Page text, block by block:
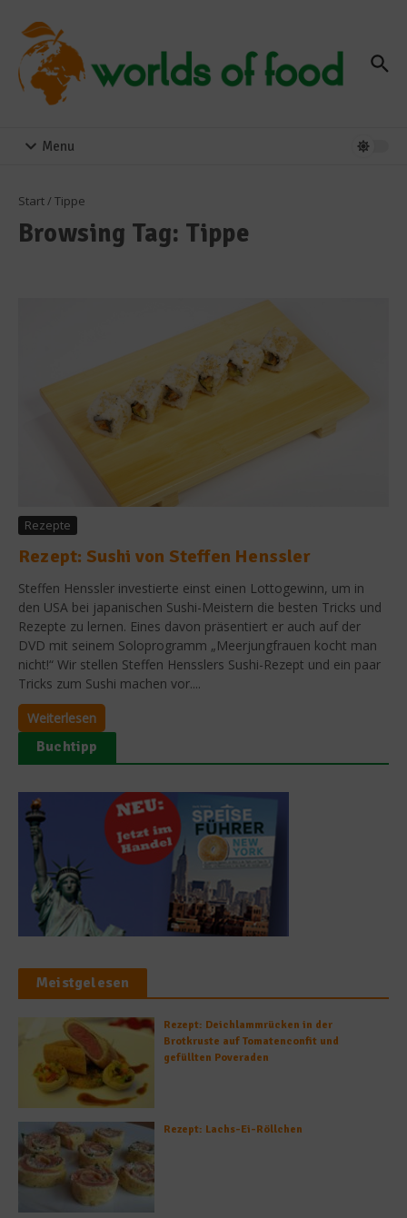
Menu
Start/ Tippe
Browsing Tag: Tippe
Rezepte
Rezept: Sushi von Steffen Henssler
Steffen Henssler investierte einst einen Lottogewinn, um in
den USA bei japanischen Sushi-Meistern die besten Tricks und
Rezepte zu lernen. Eines davon präsentiert er auch auf der
DVD mit seinem Soloprogramm „Meerjungfrauen kocht man
nicht!“ Wir stellen Steffen Hensslers Sushi-Rezept und ein paar
Tricks zum Sushi machen vor....
Weiterlesen
Buchtipp
Meistgelesen
Rezept: Deichlammrücken in der
Brotkruste auf Tomatenconfit und
gefüllten Poveraden
Rezept: Lachs-Ei-Röllchen